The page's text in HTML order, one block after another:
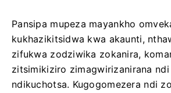
Pansipa mupeza mayankho
kukhazikitsidwa kwa akaunti,
zifukwa zodziwika zokanira,
zitsimikiziro zimagwirizanirana ndi
ndikuchotsa. Kugogomezera ndi